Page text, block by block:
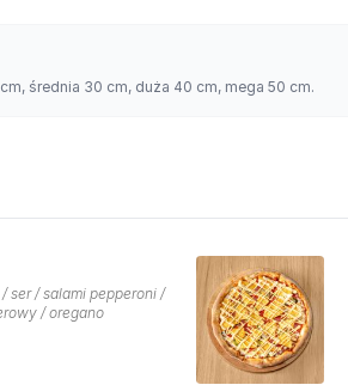
średnia 30 cm, duża 40 cm, mega 50 cm.
ser / salami pepperoni /
/ oregano